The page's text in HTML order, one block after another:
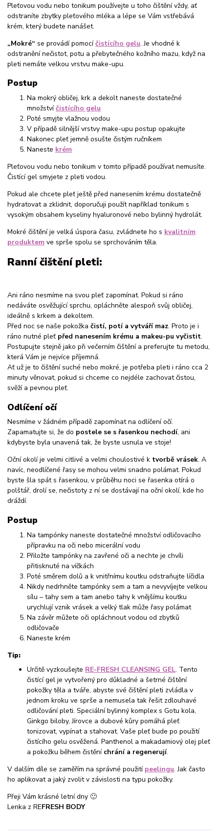
Pleťovou vodu nebo tonikum používejte u toho čištění vždy, ať
odstraníte zbytky pleťového mléka a lépe se Vám vstřebává
krém, který budete nanášet.
„Mokré“ se provádí pomocíčistícího gelu. Je vhodné k
odstranění nečistot, potu a přebytečného kožního mazu, když na
pleti nemáte velkou vrstvu make-upu.
Postup
Na mokrý obličej, krk a dekolt naneste dostatečné
množstvíčistícího gelu
Poté smyjte vlažnou vodou
V případě silnější vrstvy make-upu postup opakujte
Nakonec pleť jemně osušte čistým ručníkem
Naneste krém
Pleťovou vodu nebo tonikum v tomto případě používat nemusíte.
Čistící gel smyjete z pleti vodou.
Pokud ale chcete pleť ještě před nanesením krému dostatečně
hydratovat a zklidnit, doporučuji použít například tonikum s
vysokým obsahem kyseliny hyaluronové nebo bylinný hydrolát.
Mokré čištění je velká úspora času, zvládnete ho s kvalitním
produktem ve sprše spolu se sprchováním těla.
Ranní čištění pleti:
Ani ráno nesmíme na svou pleť zapomínat. Pokud si ráno
nedáváte osvěžující sprchu, opláchněte alespoň svůj obličej,
ideálně s krkem a dekoltem.
Před noc se naše pokožka čistí, potí a vytváří maz. Proto je i
ráno nutné pleť před nanesením krému a makeu-pu vyčistit.
Postupujte stejně jako při večerním čištění a preferujte tu metodu,
která Vám je nejvíce příjemná.
Ať už je to čištění suché nebo mokré, je potřeba pleti i ráno cca 2
minuty věnovat, pokud si chceme co nejdéle zachovat čistou,
svěží a pevnou pleť.
Odlíčení očí
Nesmíme v žádném případě zapomínat na odlíčení očí.
Zapamatujte si, že do postele se s řasenkou nechodí, ani
kdybyste byla unavená tak, že byste usnula ve stoje!
Oční okolí je velmi citlivé a velmi choulostivé k tvorbě vrásek. A
navíc, neodlíčené řasy se mohou velmi snadno polámat. Pokud
byste šla spát s řasenkou, v průběhu noci se řasenka otírá o
polštář, drolí se, nečistoty z ní se dostávají na oční okolí, kde ho
dráždí.
Postup
Na tampónky naneste dostatečné množství odličovacího
přípravku na oči nebo micerální vodu
Přiložte tampónky na zavřené oči a nechte je chvíli
přitisknuté na víčkách
Poté směrem dolů a k vnitřnímu koutku odstraňujte líčidla
Nikdy nedrhněte tampónky sem a tam a nevyvíjejte velkou
sílu – tahy sem a tam anebo tahy k vnějšímu koutku
urychlují vznik vrásek a velký tlak může řasy polámat
Na závěr můžete oči opláchnout vodou od zbytků
odličovače
Naneste krém
Tip:
Určitě vyzkoušejte RE-FRESH CLEANSING GEL. Tento
čistící gel je vytvořený pro důkladné a šetrné čištění
pokožky těla a tváře, abyste své čištění pleti zvládla v
jednom kroku ve sprše a nemusela tak řešit zdlouhavé
odličování pleti. Speciální bylinný komplex s Gotu kola,
Ginkgo biloby, Jírovce a dubové kůry pomáhá pleť
tonizovat, vypínat a stahovat. Vaše pleť bude po použití
čistícího gelu osvěžená. Panthenol a makadamiový olej pleť
a pokožku během čistění chrání a regenerují.
V dalším díle se zaměřím na správné použití peelingu. Jak často
ho aplikovat a jaký zvolit v závislosti na typu pokožky.
Přeji Vám krásné letní dny 🙂
Lenka z REFRESH BODY